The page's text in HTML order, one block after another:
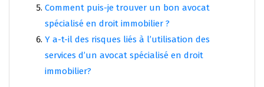
Comment puis-je trouver un bon avocat
spécialisé en droit immobilier ?
Y a-t-il des risques liés à l’utilisation des
services d’un avocat spécialisé en droit
immobilier?